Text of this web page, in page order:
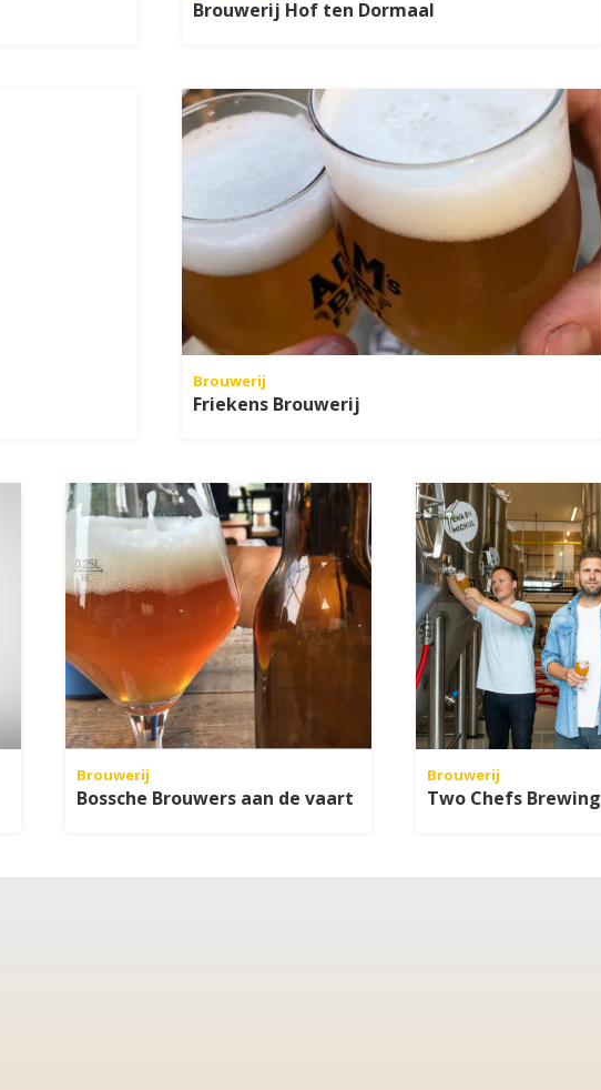
Brouwerij Hof ten Dormaal
Brouwerij
Friekens Brouwerij
Brouwerij
Bossche Brouwers aan de vaart
Brouwerij
Two Chefs Brewing